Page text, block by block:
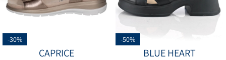
-50%
BLUE HEART
-30%
CAPRICE